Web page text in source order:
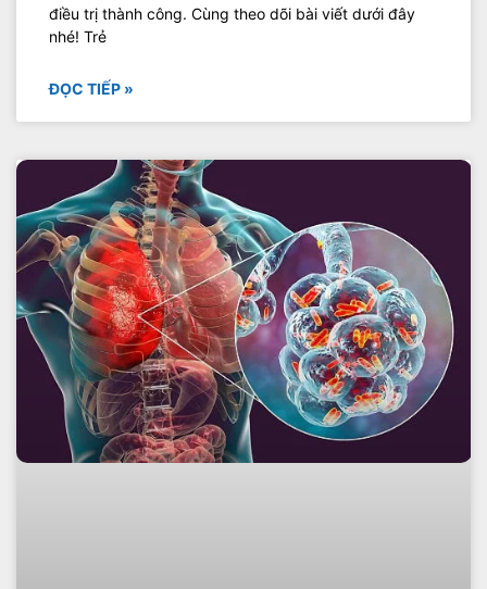
điều trị thành công. Cùng theo dõi bài viết dưới đây
nhé! Trẻ
ĐỌC TIẾP »